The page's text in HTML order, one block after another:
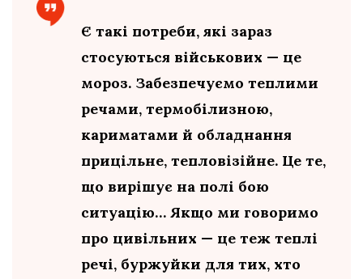
Є такі потреби, які зараз
стосуються військових — це
мороз. Забезпечуємо теплими
речами, термобілизною,
кариматами й обладнання
прицільне, тепловізійне. Це те,
що вирішує на полі бою
ситуацію… Якщо ми говоримо
про цивільних — це теж теплі
речі, буржуйки для тих, хто